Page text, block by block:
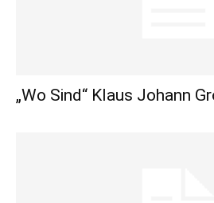
„Wo Sind“ Klaus Johann